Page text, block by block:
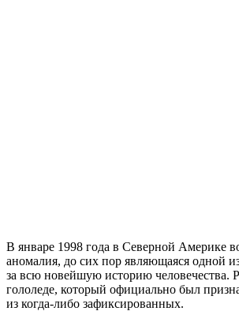
В январе 1998 года в Северной Америке
аномалия, до сих пор являющаяся одной
за всю новейшую историю человечества.
гололеде, который официально был
из когда-либо зафиксированных.